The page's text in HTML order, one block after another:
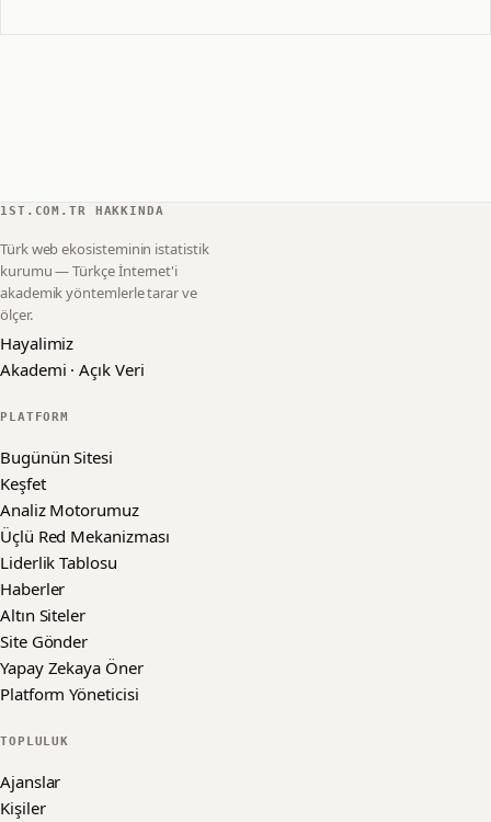
1ST.COM.TR HAKKINDA
Türk web ekosisteminin istatistik
kurumu — Türkçe İnternet'i
akademik yöntemlerle tarar ve
ölçer.
Hayalimiz
Akademi · Açık Veri
PLATFORM
Bugünün Sitesi
Keşfet
Analiz Motorumuz
Üçlü Red Mekanizması
Liderlik Tablosu
Haberler
Altın Siteler
Site Gönder
Yapay Zekaya Öner
Platform Yöneticisi
TOPLULUK
Ajanslar
Kişiler